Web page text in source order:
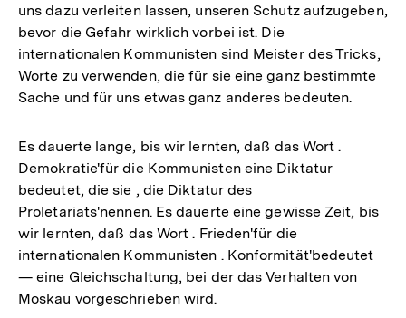
uns dazu verleiten lassen, unseren Schutz aufzugeben,
bevor die Gefahr wirklich vorbei ist. Die
internationalen Kommunisten sind Meister des Tricks,
Worte zu verwenden, die für sie eine ganz bestimmte
Sache und für uns etwas ganz anderes bedeuten.
Es dauerte lange, bis wir lernten, daß das Wort .
Demokratie'für die Kommunisten eine Diktatur
bedeutet, die sie , die Diktatur des
Proletariats'nennen. Es dauerte eine gewisse Zeit, bis
wir lernten, daß das Wort . Frieden'für die
internationalen Kommunisten . Konformität'bedeutet
— eine Gleichschaltung, bei der das Verhalten von
Moskau vorgeschrieben wird.